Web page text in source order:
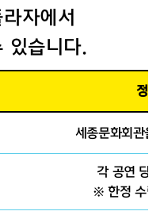
자에서
있습니다.
정오
세종문화회관을
각 공연 당
※ 한정 수량